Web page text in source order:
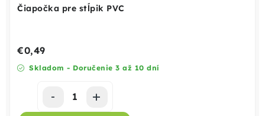
Čiapočka pre stĺpik PVC
Skladom - Doručenie 3 až 10 dní
€0,49